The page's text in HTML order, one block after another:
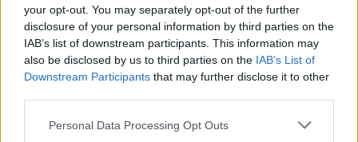
your opt-out. You may separately opt-out of the further
disclosure of your personal information by third parties on the
IAB’s list of downstream participants. This information may
also be disclosed by us to third parties on the IAB’s List of
Downstream Participants that may further disclose it to other
Please note that this website/app uses one or more Google
Personal Data Processing Opt Outs
Nightmare
Szólj hozzá!
A hozzászóláshoz be kell lépned!